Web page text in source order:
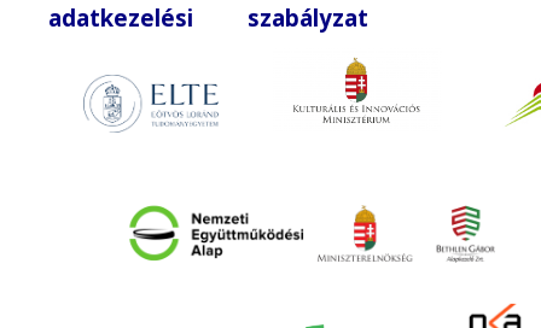
adatkezelési szabályzat